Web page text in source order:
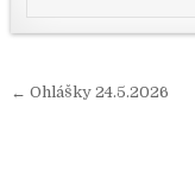
Navigace
← Ohlášky 24.5.2026